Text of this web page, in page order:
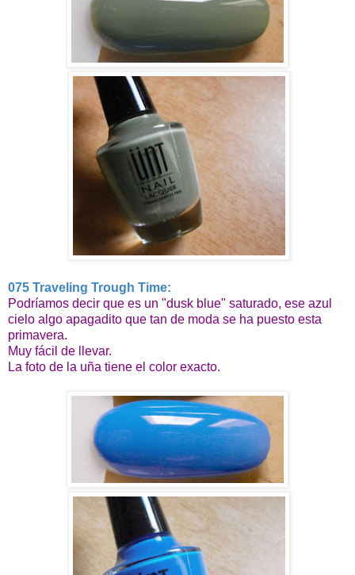
075 Traveling Trough Time:
Podríamos decir que es un "dusk blue" saturado, ese azul
cielo algo apagadito que tan de moda se ha puesto esta
primavera.
Muy fácil de llevar.
La foto de la uña tiene el color exacto.